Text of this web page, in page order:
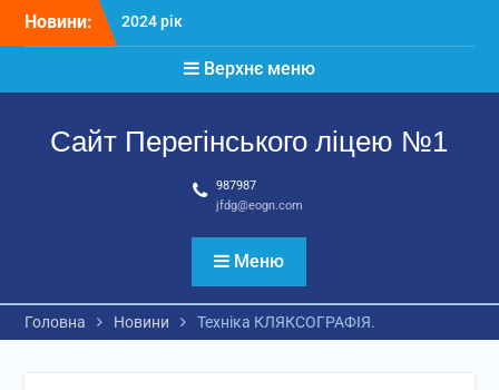
Новини:
2024 рік
Матеріали
Верхнє меню
Сайт Перегінського ліцею №1
987987
jfdg@eogn.com
Меню
Головна Новини Техніка КЛЯКСОГРАФІЯ.